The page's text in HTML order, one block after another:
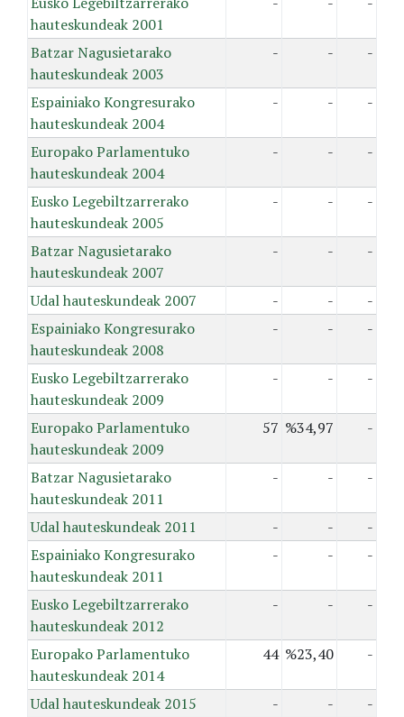
hauteskundeak 2001
Batzar Nagusietarako
hauteskundeak 2003
- - -
Espainiako Kongresurako
hauteskundeak 2004
- - -
Europako Parlamentuko
hauteskundeak 2004
- - -
Eusko Legebiltzarrerako
hauteskundeak 2005
- - -
Batzar Nagusietarako
hauteskundeak 2007
- - -
Udal hauteskundeak 2007 - -
-
Espainiako Kongresurako
hauteskundeak 2008
- - -
Eusko Legebiltzarrerako
hauteskundeak 2009
- - -
Europako Parlamentuko
hauteskundeak 2009
57 %34,97 -
Batzar Nagusietarako
hauteskundeak 2011
- - -
Udal hauteskundeak 2011 - -
-
Espainiako Kongresurako
hauteskundeak 2011
- - -
Eusko Legebiltzarrerako
hauteskundeak 2012
- - -
Europako Parlamentuko
hauteskundeak 2014
44 %23,40 -
Udal hauteskundeak 2015 - -
-